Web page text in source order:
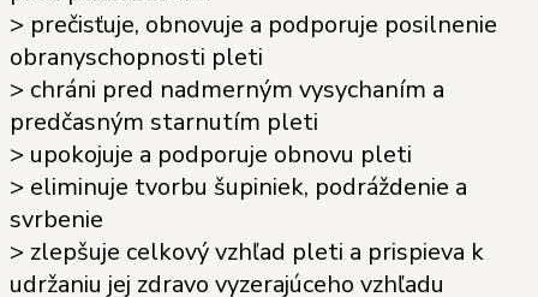
> prečisťuje, obnovuje a podporuje posilnenie
obranyschopnosti pleti
> chráni pred nadmerným vysychaním a
predčasným starnutím pleti
> upokojuje a podporuje obnovu pleti
> eliminuje tvorbu šupiniek, podráždenie a
svrbenie
> zlepšuje celkový vzhľad pleti a prispieva k
udržaniu jej zdravo vyzerajúceho vzhľadu